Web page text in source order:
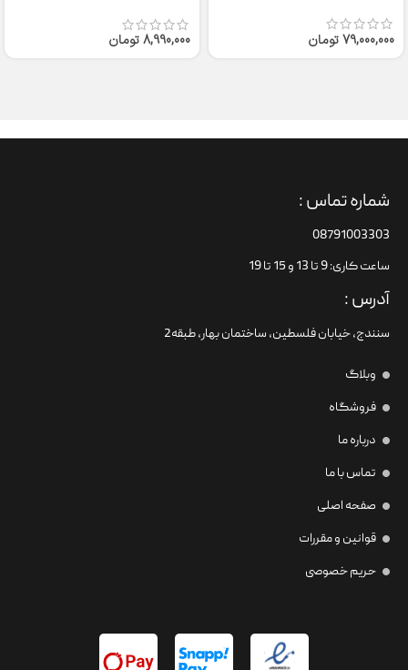
79,000,000تومان
8,990,000تومان
شماره تماس :
08791003303
ساعت کاری: 9 تا 13 و 15 تا 19
آدرس :
سنندج، خیابان فلسطین،‌ ساختمان بهار، طبقه2
وبلاگ
فروشگاه
درباره ما
تماس با ما
صفحه اصلی
قوانین و مقررات
حریم خصوصی